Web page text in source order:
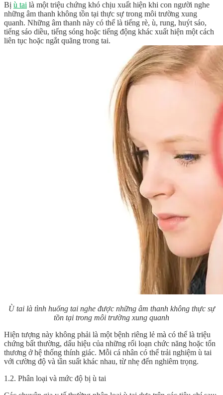
Bị ù tai là một triệu chứng khó chịu xuất hiện khi con người nghe
những âm thanh không tồn tại thực sự trong môi trường xung
quanh. Những âm thanh này có thể là tiếng rè, ù, rung, huýt sáo,
tiếng sáo diều, tiếng sóng hoặc tiếng động khác xuất hiện một cách
liên tục hoặc ngắt quãng trong tai.
Ù tai là tình huống tai nghe được những âm thanh không thực sự
tồn tại trong môi trường xung quanh
Hiện tượng này không phải là một bệnh riêng lẻ mà có thể là triệu
chứng bất thường, dấu hiệu của những rối loạn chức năng hoặc tổn
thương ở hệ thống thính giác. Mỗi cá nhân có thể trải nghiệm ù tai
với cường độ và tần suất khác nhau, từ nhẹ đến nghiêm trọng.
1.2. Phân loại và mức độ bị ù tai